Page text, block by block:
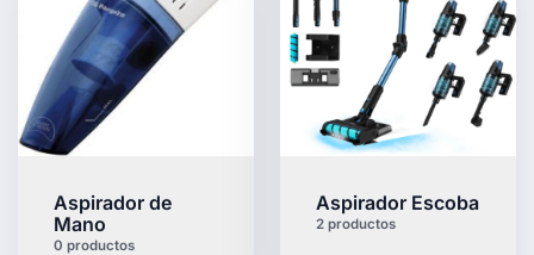
Aspirador de
Mano
0 productos
Aspirador Escoba
2 productos